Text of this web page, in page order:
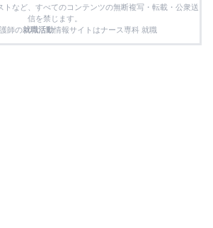
トなど、すべてのコンテンツの無断複写・転載・公衆送
信を禁じます。
師の就職活動情報サイトはナース専科 就職